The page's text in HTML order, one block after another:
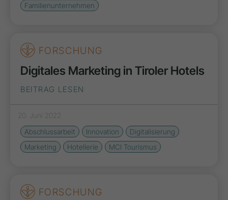
Familienunternehmen
FORSCHUNG
Digitales Marketing in Tiroler Hotels
BEITRAG LESEN
20. Juni 2022
Abschlussarbeit
Innovation
Digitalisierung
Marketing
Hotellerie MCI Tourismus
FORSCHUNG